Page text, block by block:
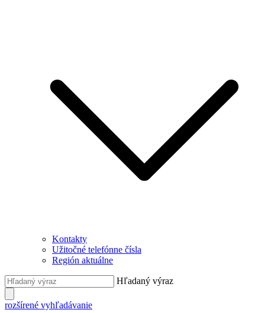
Kontakty
Užitočné telefónne čísla
Región aktuálne
Hľadaný výraz
rozšírené vyhľadávanie